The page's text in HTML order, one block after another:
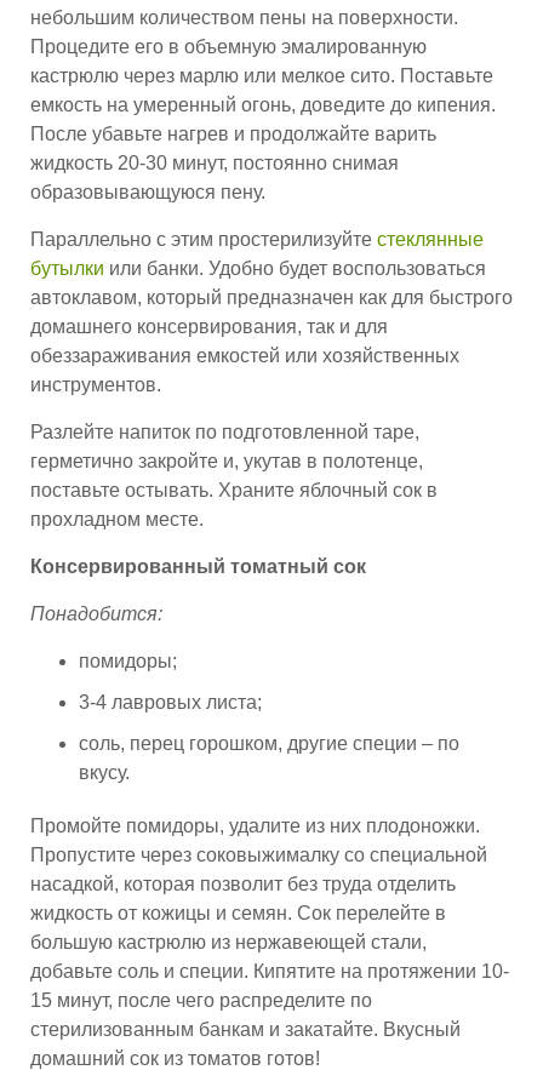
небольшим количеством пены на поверхности.
Процедите его в объемную эмалированную
кастрюлю через марлю или мелкое сито. Поставьте
емкость на умеренный огонь, доведите до кипения.
После убавьте нагрев и продолжайте варить
жидкость 20-30 минут, постоянно снимая
образовывающуюся пену.
Параллельно с этим простерилизуйте стеклянные
бутылки или банки. Удобно будет воспользоваться
автоклавом, который предназначен как для быстрого
домашнего консервирования, так и для
обеззараживания емкостей или хозяйственных
инструментов.
Разлейте напиток по подготовленной таре,
герметично закройте и, укутав в полотенце,
поставьте остывать. Храните яблочный сок в
прохладном месте.
Консервированный томатный сок
Понадобится:
помидоры;
3-4 лавровых листа;
соль, перец горошком, другие специи – по
вкусу.
Промойте помидоры, удалите из них плодоножки.
Пропустите через соковыжималку со специальной
насадкой, которая позволит без труда отделить
жидкость от кожицы и семян. Сок перелейте в
большую кастрюлю из нержавеющей стали,
добавьте соль и специи. Кипятите на протяжении 10-
15 минут, после чего распределите по
стерилизованным банкам и закатайте. Вкусный
домашний сок из томатов готов!